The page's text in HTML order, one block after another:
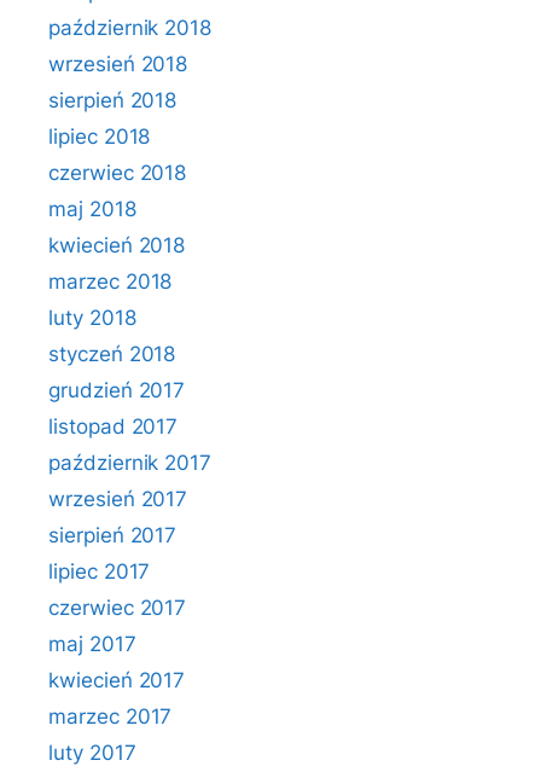
październik 2018
wrzesień 2018
sierpień 2018
lipiec 2018
czerwiec 2018
maj 2018
kwiecień 2018
marzec 2018
luty 2018
styczeń 2018
grudzień 2017
listopad 2017
październik 2017
wrzesień 2017
sierpień 2017
lipiec 2017
czerwiec 2017
maj 2017
kwiecień 2017
marzec 2017
luty 2017